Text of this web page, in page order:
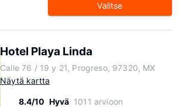
Valitse
Hotel Playa Linda
Calle 76 / 19 y 21, Progreso, 97320, MX
Näytä kartta
8.4/10 Hyvä 1011 arvioon